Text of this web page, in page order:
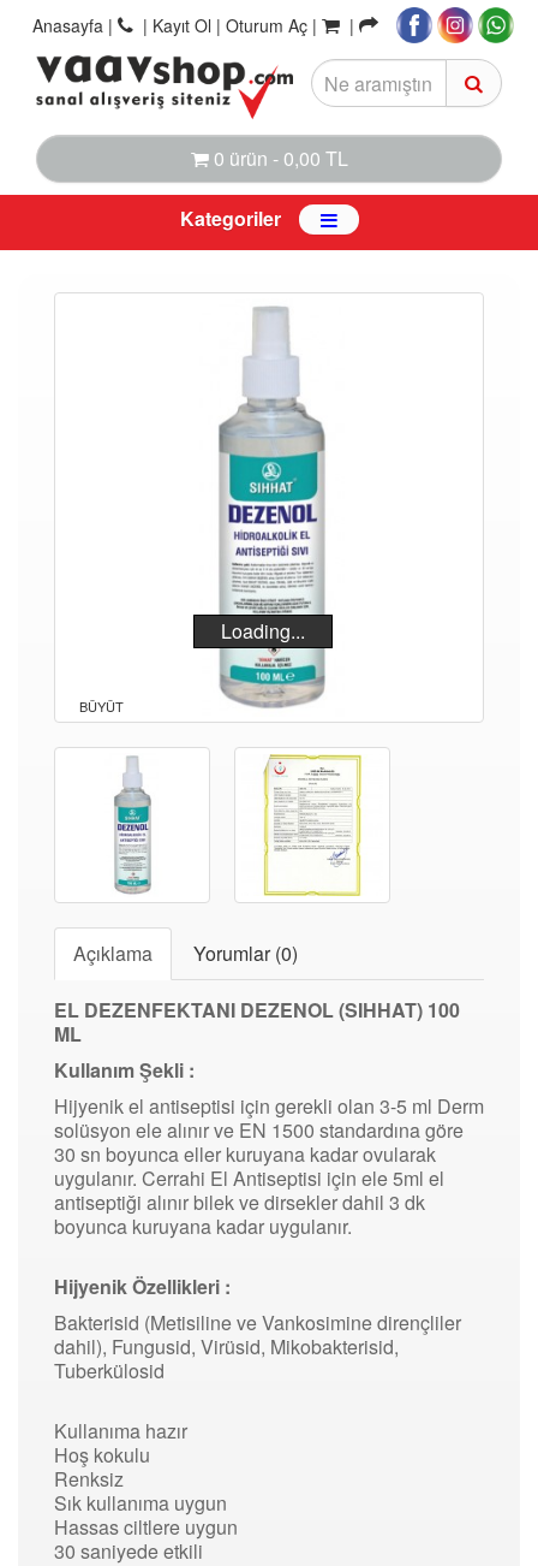
Anasayfa | | Kayıt Ol | Oturum Aç | |
0 ürün - 0,00 TL
Kategoriler
Loading...
BÜYÜT
Açıklama Yorumlar (0)
EL DEZENFEKTANI DEZENOL (SIHHAT) 100
ML
Kullanım Şekli :
Hijyenik el antiseptisi için gerekli olan 3-5 ml Derm
solüsyon ele alınır ve EN 1500 standardına göre
30 sn boyunca eller kuruyana kadar ovularak
uygulanır. Cerrahi El Antiseptisi için ele 5ml el
antiseptiği alınır bilek ve dirsekler dahil 3 dk
boyunca kuruyana kadar uygulanır.
Hijyenik Özellikleri :
Bakterisid (Metisiline ve Vankosimine dirençliler
dahil), Fungusid, Virüsid, Mikobakterisid,
Tuberkülosid
Kullanıma hazır
Hoş kokulu
Renksiz
Sık kullanıma uygun
Hassas ciltlere uygun
30 saniyede etkili